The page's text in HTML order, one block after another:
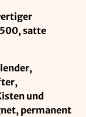
satte
und
permanent